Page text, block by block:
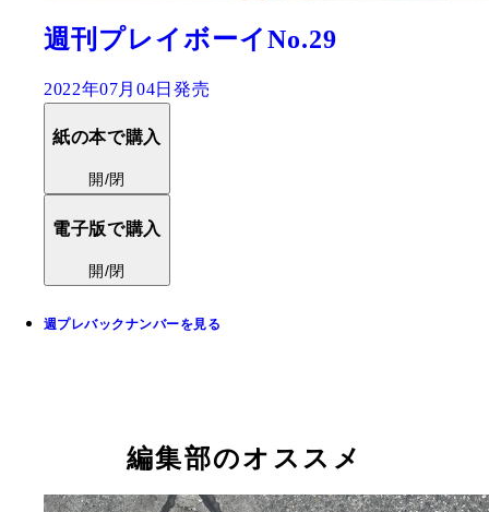
週刊プレイボーイNo.29
2022年07月04日発売
紙の本で購入
開/閉
電子版で購入
開/閉
週プレバックナンバーを見る
編集部のオススメ